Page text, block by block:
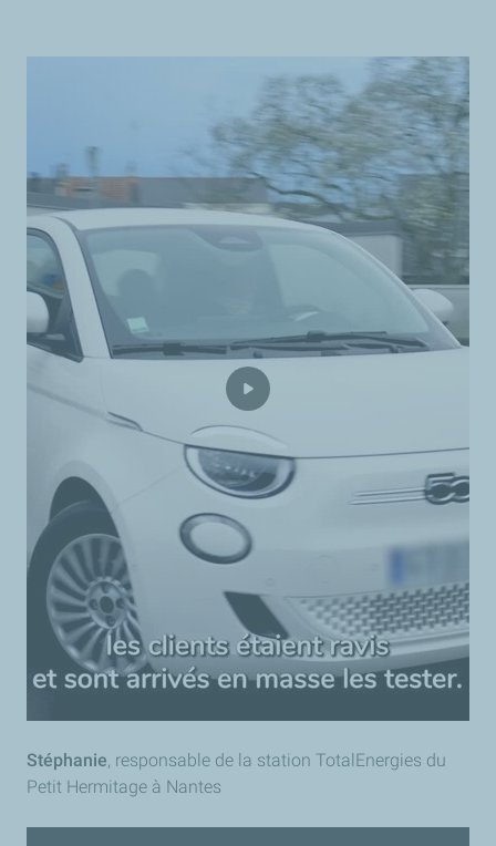
Stéphanie, responsable de la station TotalEnergies du
Petit Hermitage à Nantes